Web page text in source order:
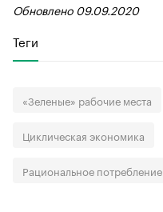
Обновлено 09.09.2020
Теги
«Зеленые» рабочие места
Циклическая экономика
Рациональное потребление